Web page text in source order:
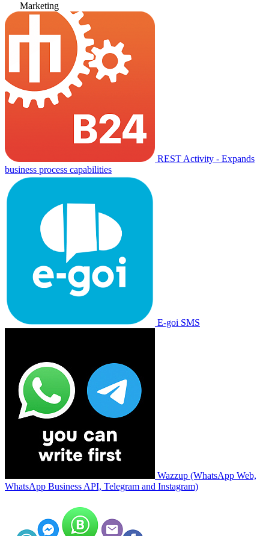
Marketing
REST Activity - Expands
business process capabilities
E-goi SMS
Wazzup (WhatsApp Web,
WhatsApp Business API, Telegram and Instagram)